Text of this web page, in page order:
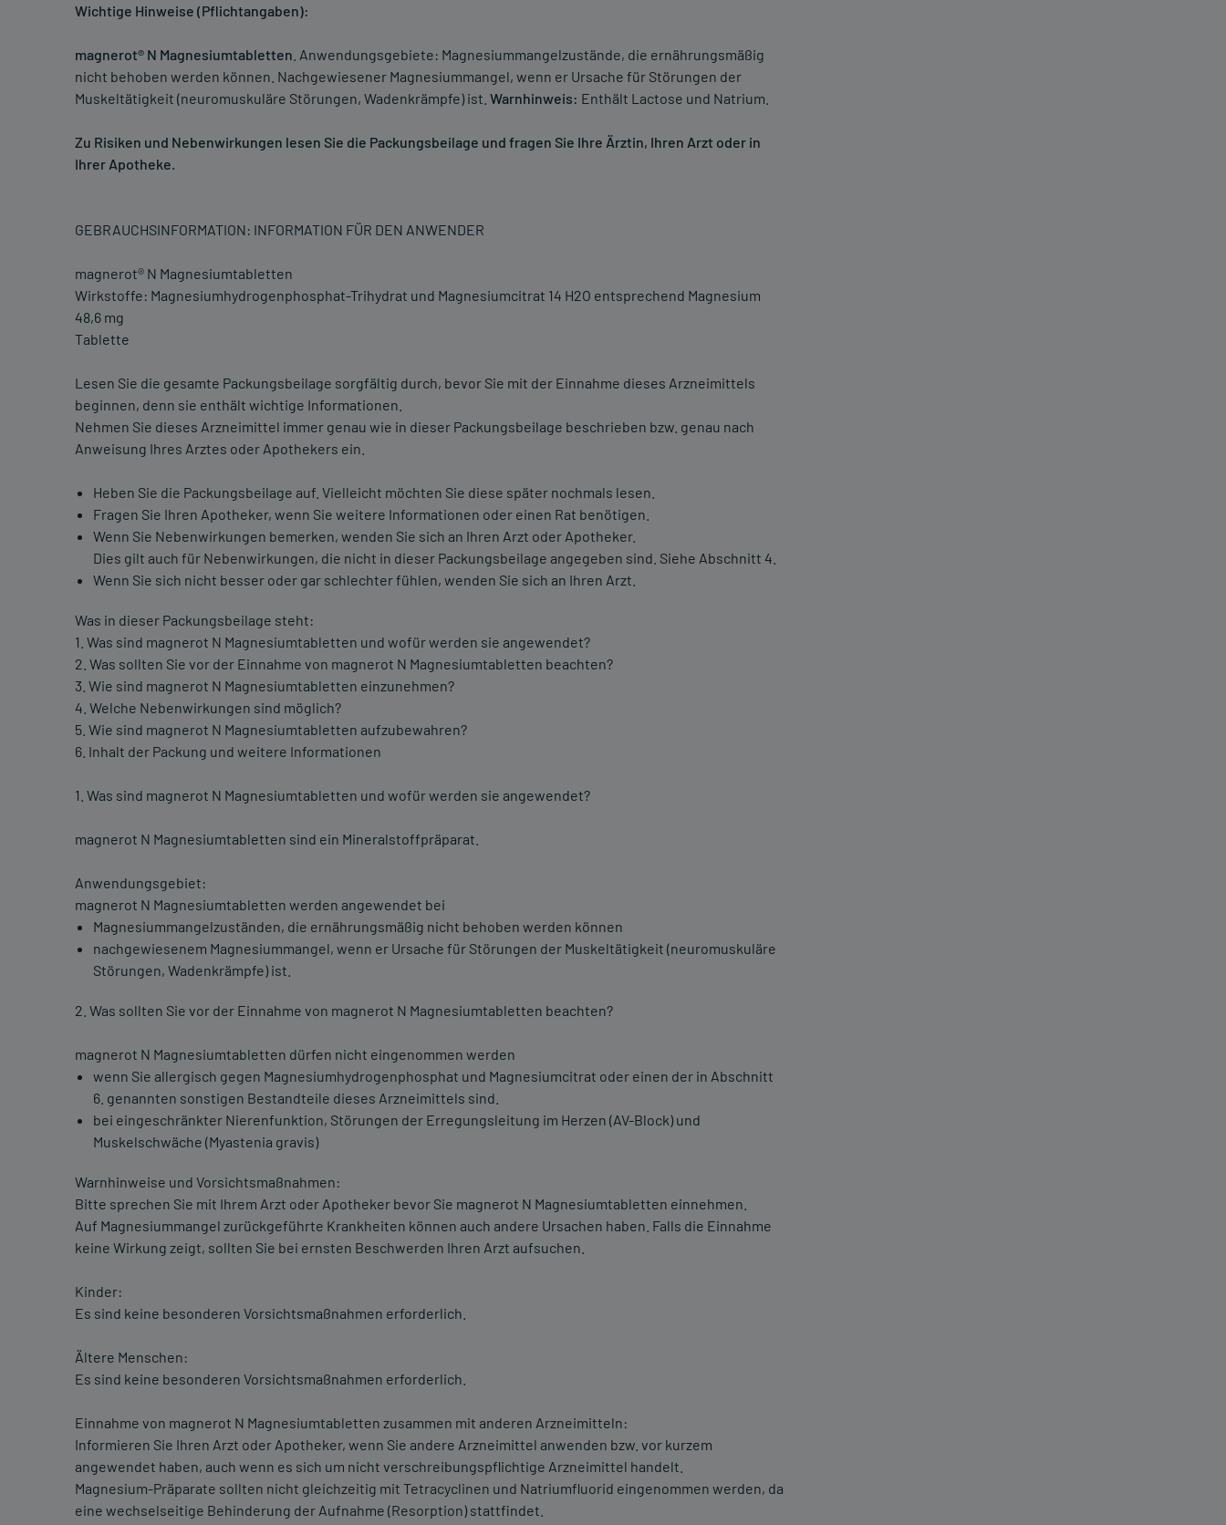
Wichtige Hinweise (Pflichtangaben):
magnerot® N Magnesiumtabletten . Anwendungsgebiete: Magnesiummangelzustände, die ernährungsmäßig
nicht behoben werden können. Nachgewiesener Magnesiummangel, wenn er Ursache für Störungen der
Muskeltätigkeit (neuromuskuläre Störungen, Wadenkrämpfe) ist. Warnhinweis: Enthält Lactose und Natrium.
Zu Risiken und Nebenwirkungen lesen Sie die Packungsbeilage und fragen Sie Ihre Ärztin, Ihren Arzt oder in
Ihrer Apotheke.
GEBRAUCHSINFORMATION: INFORMATION FÜR DEN ANWENDER
magnerot® N Magnesiumtabletten
Wirkstoffe: Magnesiumhydrogenphosphat-Trihydrat und Magnesiumcitrat 14 H2O entsprechend Magnesium
48,6 mg
Tablette
Lesen Sie die gesamte Packungsbeilage sorgfältig durch, bevor Sie mit der Einnahme dieses Arzneimittels
beginnen, denn sie enthält wichtige Informationen.
Nehmen Sie dieses Arzneimittel immer genau wie in dieser Packungsbeilage beschrieben bzw. genau nach
Anweisung Ihres Arztes oder Apothekers ein.
Heben Sie die Packungsbeilage auf. Vielleicht möchten Sie diese später nochmals lesen.
Fragen Sie Ihren Apotheker, wenn Sie weitere Informationen oder einen Rat benötigen.
Wenn Sie Nebenwirkungen bemerken, wenden Sie sich an Ihren Arzt oder Apotheker.
Dies gilt auch für Nebenwirkungen, die nicht in dieser Packungsbeilage angegeben sind. Siehe Abschnitt 4.
Wenn Sie sich nicht besser oder gar schlechter fühlen, wenden Sie sich an Ihren Arzt.
Was in dieser Packungsbeilage steht:
1. Was sind magnerot N Magnesiumtabletten und wofür werden sie angewendet?
2. Was sollten Sie vor der Einnahme von magnerot N Magnesiumtabletten beachten?
3. Wie sind magnerot N Magnesiumtabletten einzunehmen?
4. Welche Nebenwirkungen sind möglich?
5. Wie sind magnerot N Magnesiumtabletten aufzubewahren?
6. Inhalt der Packung und weitere Informationen
1. Was sind magnerot N Magnesiumtabletten und wofür werden sie angewendet?
magnerot N Magnesiumtabletten sind ein Mineralstoffpräparat.
Anwendungsgebiet:
magnerot N Magnesiumtabletten werden angewendet bei
Magnesiummangelzuständen, die ernährungsmäßig nicht behoben werden können
nachgewiesenem Magnesiummangel, wenn er Ursache für Störungen der Muskeltätigkeit (neuromuskuläre
Störungen, Wadenkrämpfe) ist.
2. Was sollten Sie vor der Einnahme von magnerot N Magnesiumtabletten beachten?
magnerot N Magnesiumtabletten dürfen nicht eingenommen werden
wenn Sie allergisch gegen Magnesiumhydrogenphosphat und Magnesiumcitrat oder einen der in Abschnitt
6. genannten sonstigen Bestandteile dieses Arzneimittels sind.
bei eingeschränkter Nierenfunktion, Störungen der Erregungsleitung im Herzen (AV-Block) und
Muskelschwäche (Myastenia gravis)
Warnhinweise und Vorsichtsmaßnahmen:
Bitte sprechen Sie mit Ihrem Arzt oder Apotheker bevor Sie magnerot N Magnesiumtabletten einnehmen.
Auf Magnesiummangel zurückgeführte Krankheiten können auch andere Ursachen haben. Falls die Einnahme
keine Wirkung zeigt, sollten Sie bei ernsten Beschwerden Ihren Arzt aufsuchen.
Kinder:
Es sind keine besonderen Vorsichtsmaßnahmen erforderlich.
Ältere Menschen:
Es sind keine besonderen Vorsichtsmaßnahmen erforderlich.
Einnahme von magnerot N Magnesiumtabletten zusammen mit anderen Arzneimitteln:
Informieren Sie Ihren Arzt oder Apotheker, wenn Sie andere Arzneimittel anwenden bzw. vor kurzem
angewendet haben, auch wenn es sich um nicht verschreibungspflichtige Arzneimittel handelt.
Magnesium-Präparate sollten nicht gleichzeitig mit Tetracyclinen und Natriumfluorid eingenommen werden, da
eine wechselseitige Behinderung der Aufnahme (Resorption) stattfindet.